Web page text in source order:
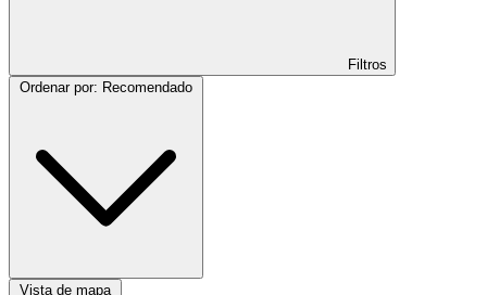
Filtros
Vista de mapa